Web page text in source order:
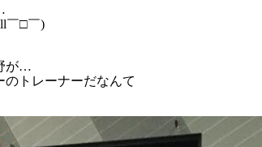
￣□￣)
が…
のトレーナーだなんて